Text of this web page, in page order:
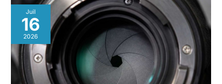
Juil
16
2026
Le
diaphragme
en
photographie
:
définition
et
fonctionnement